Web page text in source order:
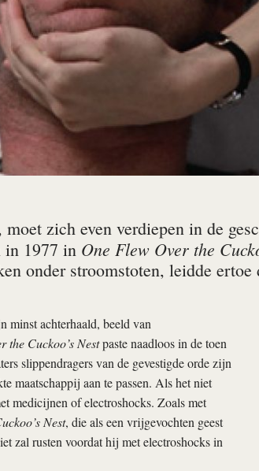
zich even verdiepen in de
in 1977 in One Flew Over the
onder stroomstoten, leidde ertoe
minst achterhaald, beeld van
the Cuckoo’s Nestpaste naadloos in de toen
slippendragers van de gevestigde orde zijn
maatschappij aan te passen. Als het niet
medicijnen of electroshocks. Zoals met
Nest, die als een vrijgevochten geest
zal rusten voordat hij met electroshocks in